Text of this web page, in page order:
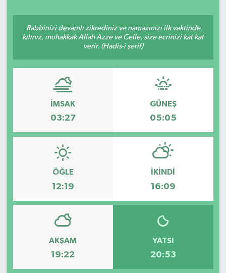
Rabbinizi devamlı zikrediniz ve namazınızı ilk vaktinde
kılınız, muhakkak Allah Azze ve Celle, size ecrinizi kat kat
verir. (Hadis-i şerif)
İMSAK
03:27
GÜNEŞ
05:05
ÖĞLE
12:19
İKINDI
16:09
AKŞAM
19:22
YATSI
20:53
Yaşam